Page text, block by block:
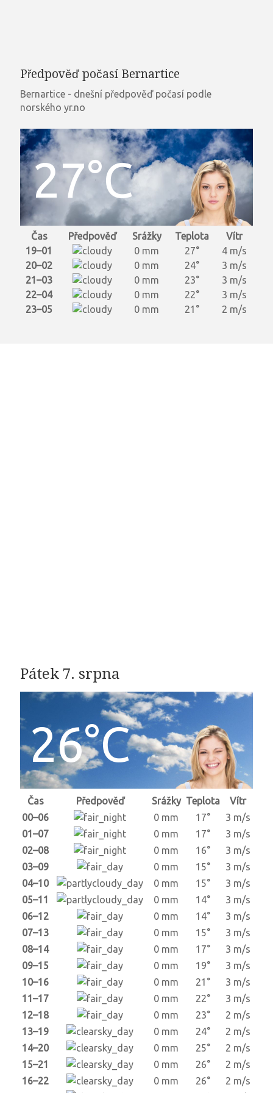
Předpověď počasí Bernartice
Bernartice - dnešní předpověď počasí podle
norského yr.no
27°C
Čas Předpověď Srážky Teplota
Vítr
19–01
0 mm 27°
4 m/s
20–02
0 mm 24°
3 m/s
21–03
0 mm 23°
3 m/s
22–04
0 mm 22°
3 m/s
23–05
0 mm 21° 2 m/s
Pátek 7. srpna
26°C
Čas Předpověď Srážky Teplota
Vítr
00–06
0 mm 17°
3 m/s
01–07
0 mm 17°
3 m/s
02–08
0 mm 16°
3 m/s
03–09
0 mm 15°
3 m/s
04–10
0 mm 15°
3 m/s
05–11
0 mm 14°
3 m/s
06–12
0 mm 14°
3 m/s
07–13
0 mm 15°
3 m/s
08–14
0 mm 17°
3 m/s
09–15
0 mm 19°
3 m/s
10–16
0 mm 21°
3 m/s
11–17
0 mm 22°
3 m/s
12–18
0 mm 23°
2 m/s
13–19
0 mm 24°
2 m/s
14–20
0 mm 25°
2 m/s
15–21
0 mm 26°
2 m/s
16–22
0 mm 26°
2 m/s